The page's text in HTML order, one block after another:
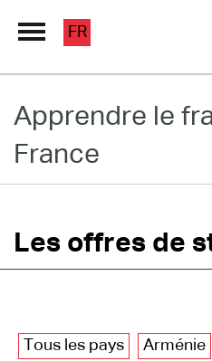
Grand Répertoire
Immersion France
Les pages PRO
FR
Apprendre le
France
Les offres de
Tous les pays Arménie